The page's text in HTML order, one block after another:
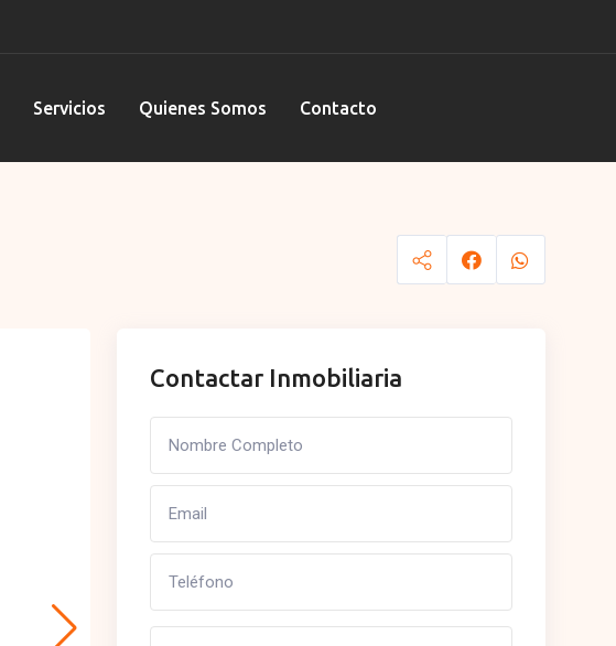
Servicios Quienes Somos Contacto
Contactar Inmobiliaria